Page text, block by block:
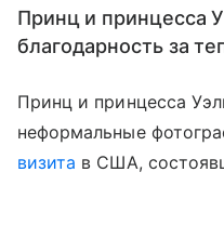
Принц и принцесса
благодарность за
Принц и принцесса
неформальные
визита в США,